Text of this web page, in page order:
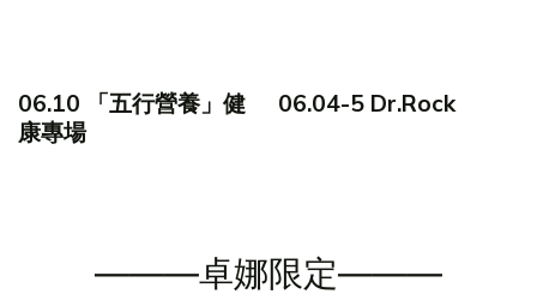
06.10 「五行營養」健
康專場
06.04-5 Dr.Rock
———卓娜限定———